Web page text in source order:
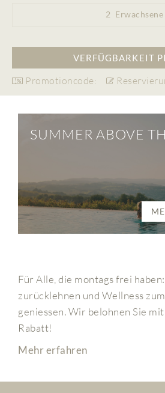
2 Erwachsene
Promotioncode:
SUMMER ABOVE
Für Alle, die montags frei
zurücklehnen und Wellness
geniessen. Wir belohnen Sie
Rabatt!
Mehr erfahren